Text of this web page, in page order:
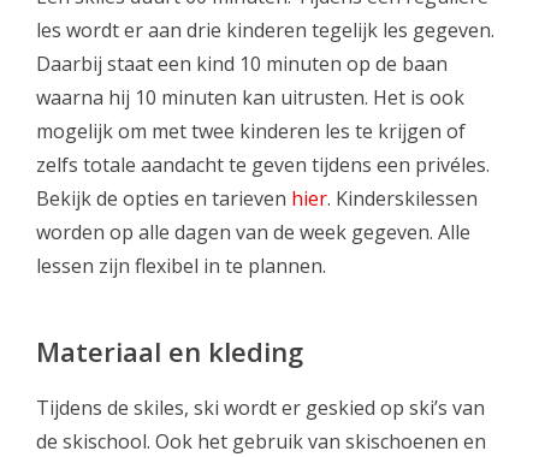
les wordt er aan drie kinderen tegelijk les gegeven.
Daarbij staat een kind 10 minuten op de baan
waarna hij 10 minuten kan uitrusten. Het is ook
mogelijk om met twee kinderen les te krijgen of
zelfs totale aandacht te geven tijdens een privéles.
Bekijk de opties en tarieven hier. Kinderskilessen
worden op alle dagen van de week gegeven. Alle
lessen zijn flexibel in te plannen.
Materiaal en kleding
Tijdens de skiles, ski wordt er geskied op ski’s van
de skischool. Ook het gebruik van skischoenen en